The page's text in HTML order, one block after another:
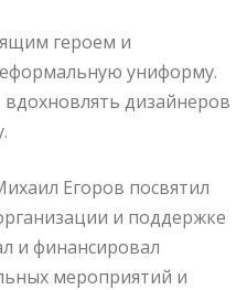
героем и
униформу.
вдохновлять дизайнеров
Егоров посвятил
и поддержке
и финансировал
мероприятий и